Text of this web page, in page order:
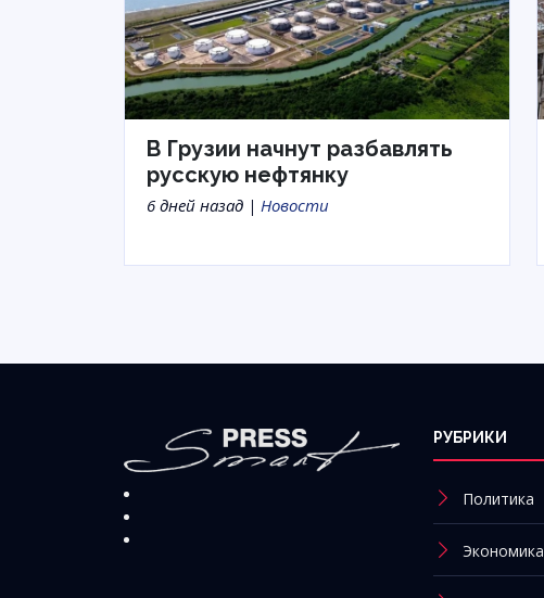
В Грузии начнут разбавлять
русскую нефтянку
6 дней назад | Новости
РУБРИКИ
Политика
Экономика